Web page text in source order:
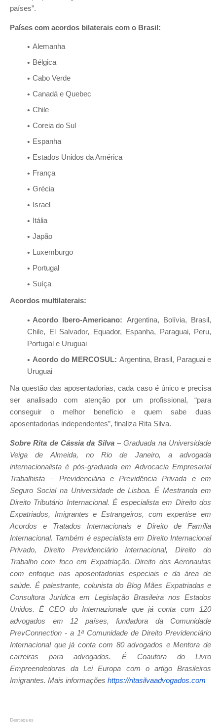
países”.
Países com acordos bilaterais com o Brasil:
Alemanha
Bélgica
Cabo Verde
Canadá e Quebec
Chile
Coreia do Sul
Espanha
Estados Unidos da América
França
Grécia
Israel
Itália
Japão
Luxemburgo
Portugal
Suíça
Acordos multilaterais:
Acordo Ibero-Americano: Argentina, Bolívia, Brasil,
Chile, El Salvador, Equador, Espanha, Paraguai, Peru,
Portugal e Uruguai
Acordo do MERCOSUL: Argentina, Brasil, Paraguai e
Uruguai
Na questão das aposentadorias, cada caso é único e precisa
ser analisado com atenção por um profissional, “para
conseguir o melhor benefício e quem sabe duas
aposentadorias independentes”, finaliza Rita Silva.
Sobre Rita de Cássia da Silva– Graduada na Universidade
Veiga de Almeida, no Rio de Janeiro, a advogada
internacionalista é pós-graduada em Advocacia Empresarial
Trabalhista – Previdenciária e Previdência Privada e em
Seguro Social na Universidade de Lisboa. É Mestranda em
Direito Tributário Internacional. É especialista em Direito dos
Expatriados, Imigrantes e Estrangeiros, com expertise em
Acordos e Tratados Internacionais e Direito de Família
Internacional. Também é especialista em Direito Internacional
Privado, Direito Previdenciário Internacional, Direito do
Trabalho com foco em Expatriação, Direito dos Aeronautas
com enfoque nas aposentadorias especiais e da área de
saúde. É palestrante, colunista do Blog Mães Expatriadas e
Consultora Jurídica em Legislação Brasileira nos Estados
Unidos. É CEO do Internazionale que já conta com 120
advogados em 12 países, fundadora da Comunidade
PrevConnection - a 1ª Comunidade de Direito Previdenciário
Internacional que já conta com 80 advogados e Mentora de
carreiras para advogados. É Coautora do Livro
Empreendedoras da Lei Europa com o artigo Brasileiros
Imigrantes. Mais informações https://ritasilvaadvogados.com
Destaques